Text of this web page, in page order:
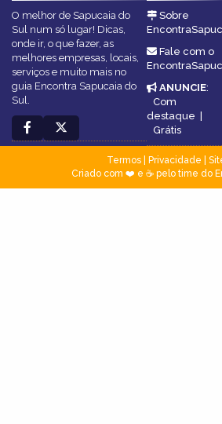
O melhor de Sapucaia do
Sul num só lugar! Dicas,
onde ir, o que fazer, as
melhores empresas, locais,
serviços e muito mais no
guia Encontra Sapucaia do
Sul.
Sobre
Fale com o
ANUNCIE:
Com
destaque |
Grátis
Termos| Privacidade
Criado com ❤️ e ☕ pelo time do